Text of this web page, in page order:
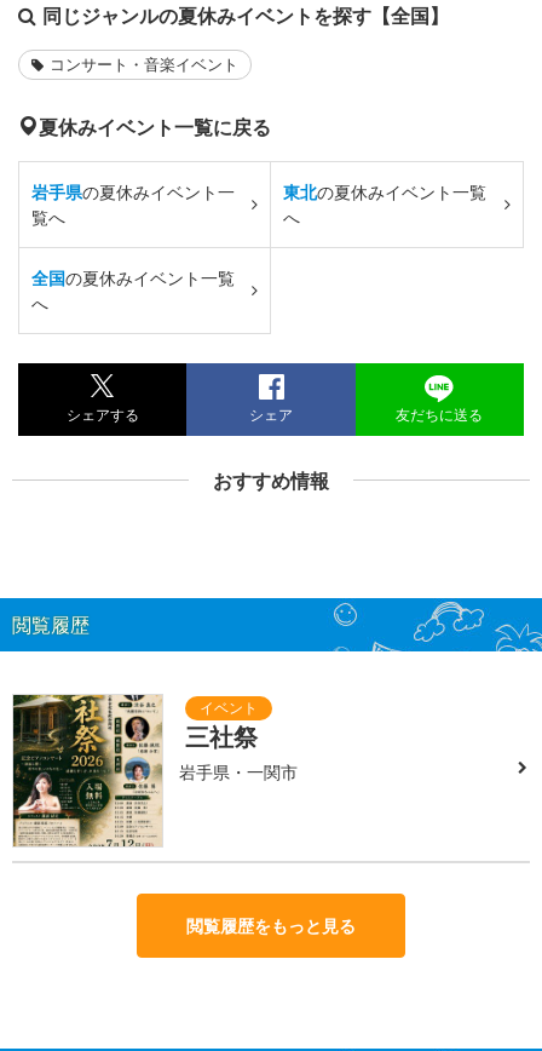
同じジャンルの夏休みイベントを探す【全国】
コンサート・音楽イベント
夏休みイベント一覧に戻る
岩手県の夏休みイベント一
覧へ
東北の夏休みイベント一覧
へ
全国の夏休みイベント一覧
へ
シェアする シェア 友だちに送る
おすすめ情報
閲覧履歴
三社祭
岩手県・一関市
閲覧履歴をもっと見る